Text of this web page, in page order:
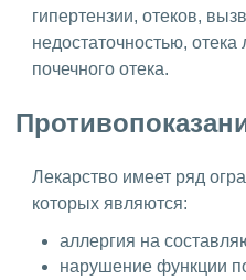
гипертензии, отеков,
недостаточностью, отека
почечного отека.
Лекарство имеет ряд
которых являются:
аллергия на
нарушение функции